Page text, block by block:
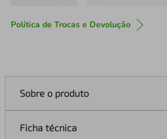
Política de Trocas e Devolução
Sobre o produto
Ficha técnica